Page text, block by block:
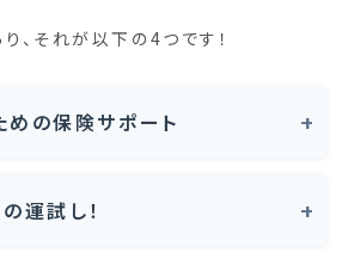
、それが以下の4つです！
めの保険サポート
運試し！